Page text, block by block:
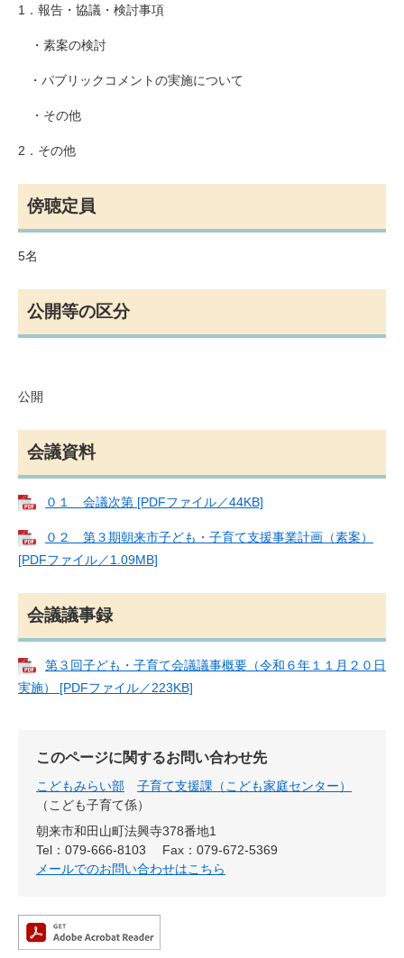
1．報告・協議・検討事項
・素案の検討
・パブリックコメントの実施について
・その他
2．その他
傍聴定員
5名
公開等の区分
公開
会議資料
０１ 会議次第 [PDFファイル／44KB]
０２ 第３期朝来市子ども・子育て支援事業計画（素案）
[PDFファイル／1.09MB]
会議議事録
第３回子ども・子育て会議議事概要（令和６年１１月２０日
実施） [PDFファイル／223KB]
このページに関するお問い合わせ先
こどもみらい部
子育て支援課（こども家庭センター）
こども子育て係
朝来市和田山町法興寺378番地1
Tel：079-666-8103
Fax：079-672-5369
メールでのお問い合わせはこちら